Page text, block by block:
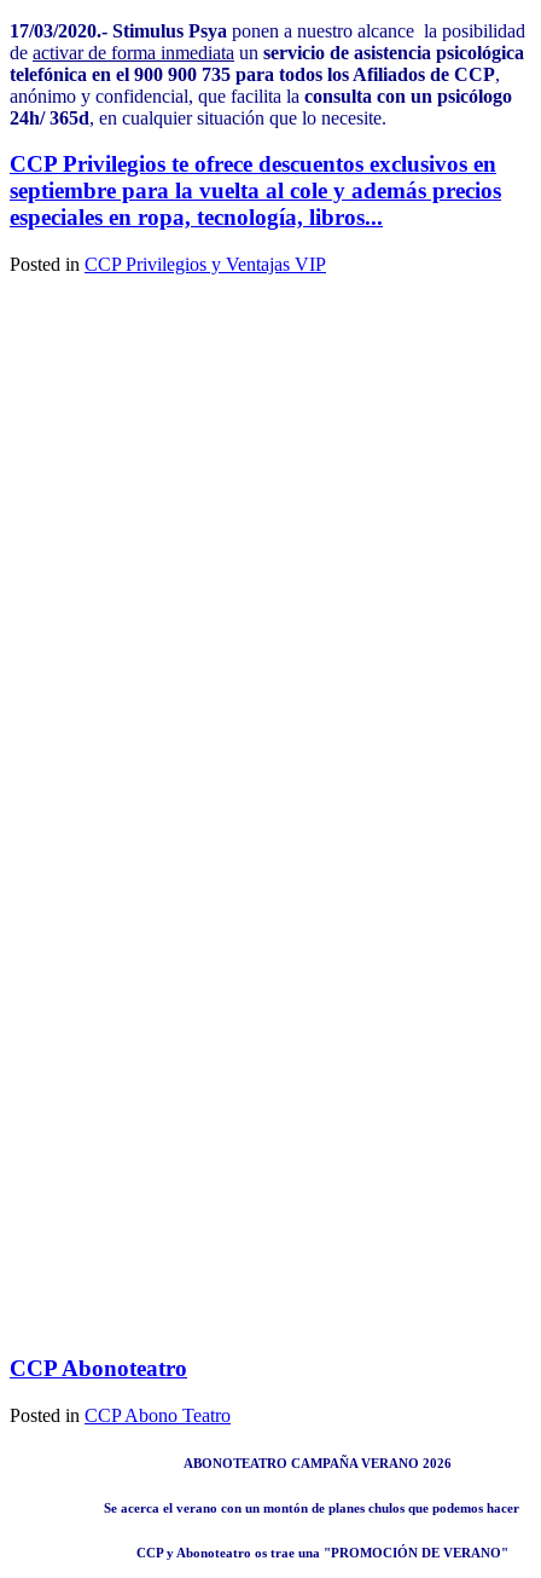
17/03/2020.- Stimulus Psya ponen a nuestro alcance la posibilidad
de activar de forma inmediata un servicio de asistencia psicológica
telefónica en el 900 900 735 para todos los Afiliados de CCP,
anónimo y confidencial, que facilita la consulta con un psicólogo
24h/ 365d, en cualquier situación que lo necesite.
CCP Privilegios te ofrece descuentos exclusivos en
septiembre para la vuelta al cole y además precios
especiales en ropa, tecnología, libros...
Posted in CCP Privilegios y Ventajas VIP
CCP Abonoteatro
Posted in CCP Abono Teatro
ABONOTEATRO CAMPAÑA VERANO 2026
Se acerca el verano con un montón de planes chulos que podemos hacer
CCPyAbonoteatro os trae una "PROMOCIÓN DE VERANO"